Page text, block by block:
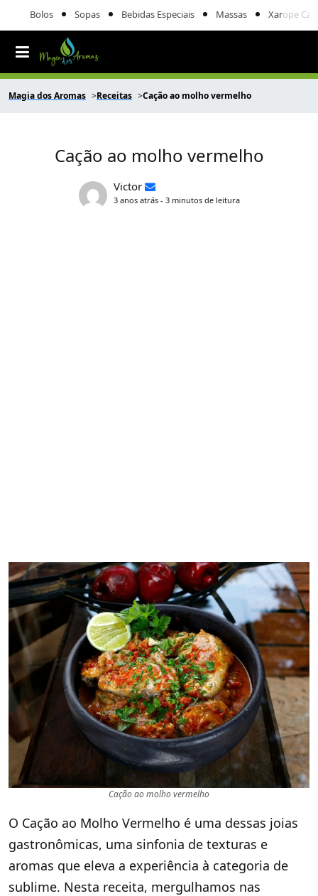
Bolos Sopas Bebidas Especiais Massas Xarope
Magia dos Aromas Receitas Cação ao molho vermelho
Cação ao molho vermelho
Victor
3 anos atrás - 3 minutos de leitura
Cação ao molho vermelho
O Cação ao Molho Vermelho é uma dessas joias
gastronômicas, uma sinfonia de texturas e
aromas que eleva a experiência à categoria de
sublime. Nesta receita, mergulhamos nas